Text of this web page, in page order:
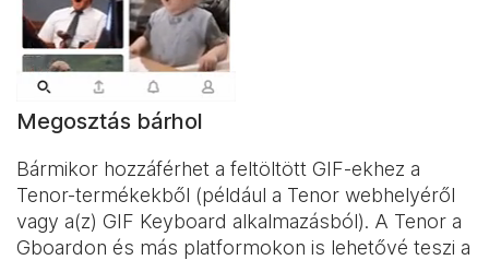
Megosztás bárhol
Bármikor hozzáférhet a feltöltött GIF-ekhez a
Tenor-termékekből (például a Tenor webhelyéről
vagy a(z) GIF Keyboard alkalmazásból). A Tenor a
Gboardon és más platformokon is lehetővé teszi a